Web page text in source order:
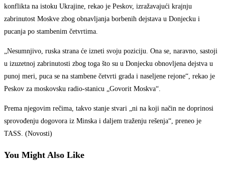
konflikta na istoku Ukrajine, rekao je Peskov, izražavajući krajnju
zabrinutost Moskve zbog obnavljanja borbenih dejstava u Donjecku i
pucanja po stambenim četvrtima.
„Nesumnjivo, ruska strana će izneti svoju poziciju. Ona se, naravno, sastoji
u izuzetnoj zabrinutosti zbog toga što su u Donjecku obnovljena dejstva u
punoj meri, puca se na stambene četvrti grada i naseljene rejone“, rekao je
Peskov za moskovsku radio-stanicu „Govorit Moskva“.
Prema njegovim rečima, takvo stanje stvari „ni na koji način ne doprinosi
sprovođenju dogovora iz Minska i daljem traženju rešenja“, preneo je
TASS. (Novosti)
You Might Also Like